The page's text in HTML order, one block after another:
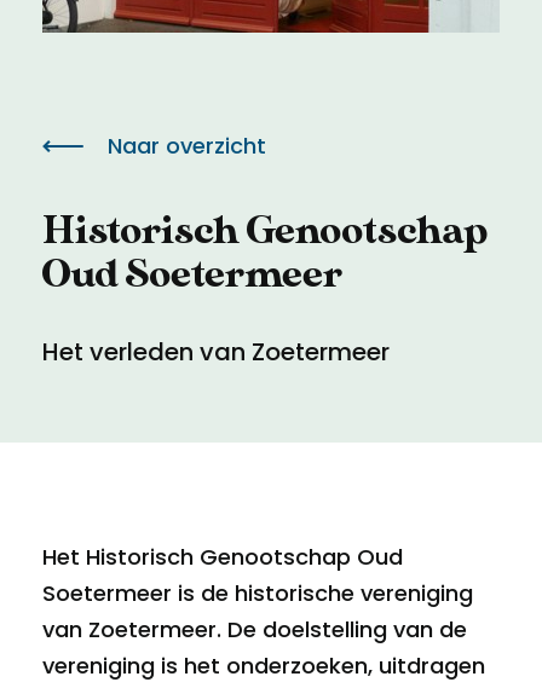
Historisch Genootschap
Oud Soetermeer
Het verleden van Zoetermeer
Naar overzicht
Het Historisch Genootschap Oud
Soetermeer is de historische vereniging
van Zoetermeer. De doelstelling van de
vereniging is het onderzoeken, uitdragen